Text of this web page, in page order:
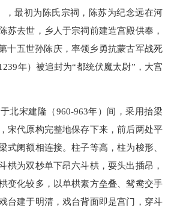
，最初为陈氏宗祠，陈苏为纪念远在河
苏去世，乡人于宗祠前建造宫殿供奉，
十五世孙陈庆，率领乡勇抗蒙古军战死
年）被追封为“都统伏魔太尉”，大宫
宋建隆（960-963年）间，采用抬梁
宋代原构完整地保存下来，前后两处平
式阑额相连接。柱子等高，柱为梭形、
栱为双杪单下昂六斗栱，耍头出插昂，
变化较多，以单栱素方垒叠、鸳鸯交手
台建于明清，戏台背面即是宫门，穿斗